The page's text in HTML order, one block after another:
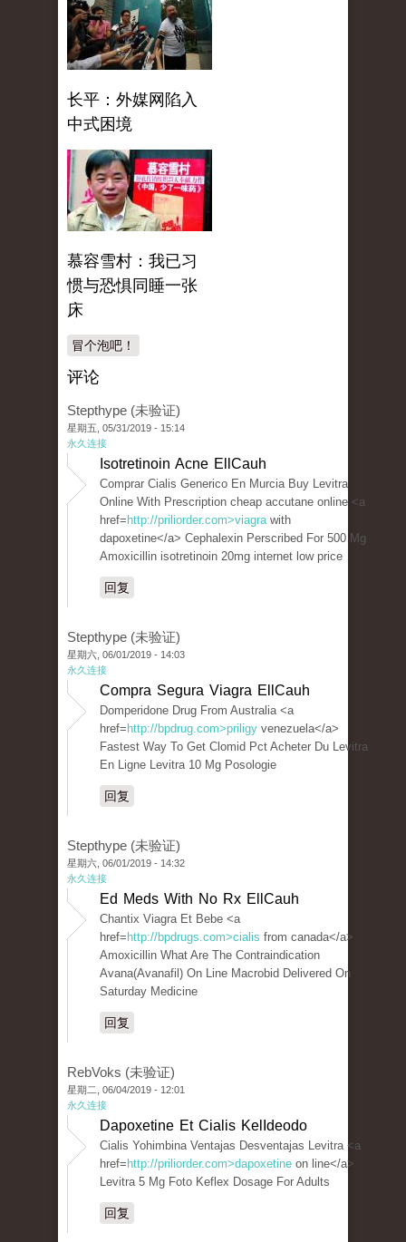
长平：外媒网陷入
中式困境
慕容雪村：我已习
惯与恐惧同睡一张
床
冒个泡吧！
评论
Stepthype (未验证)
星期五, 05/31/2019 - 15:14
永久连接
Isotretinoin Acne EllCauh
Comprar Cialis Generico En Murcia Buy Levitra
Online With Prescription cheap accutane online <a
href= http://priliorder.com>viagrawith
dapoxetine</a> Cephalexin Perscribed For 500 Mg
Amoxicillin isotretinoin 20mg internet low price
回复
Stepthype (未验证)
星期六, 06/01/2019 - 14:03
永久连接
Compra Segura Viagra EllCauh
Domperidone Drug From Australia <a
href= http://bpdrug.com>priligy venezuela</a>
Fastest Way To Get Clomid Pct Acheter Du Levitra
En Ligne Levitra 10 Mg Posologie
回复
Stepthype (未验证)
星期六, 06/01/2019 - 14:32
永久连接
Ed Meds With No Rx EllCauh
Chantix Viagra Et Bebe <a
href= http://bpdrugs.com>cialis from canada</a>
Amoxicillin What Are The Contraindication
Avana(Avanafil) On Line Macrobid Delivered On
Saturday Medicine
回复
RebVoks (未验证)
星期二, 06/04/2019 - 12:01
永久连接
Dapoxetine Et Cialis KelIdeodo
Cialis Yohimbina Ventajas Desventajas Levitra <a
href= http://priliorder.com>dapoxetine on line</a>
Levitra 5 Mg Foto Keflex Dosage For Adults
回复